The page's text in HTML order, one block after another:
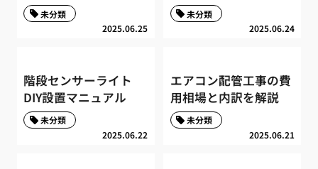
2025.06.25
未分類
2025.06.24
未分類
階段センサーライト
DIY設置マニュアル
2025.06.22
未分類
エアコン配管工事の費
用相場と内訳を解説
2025.06.21
未分類